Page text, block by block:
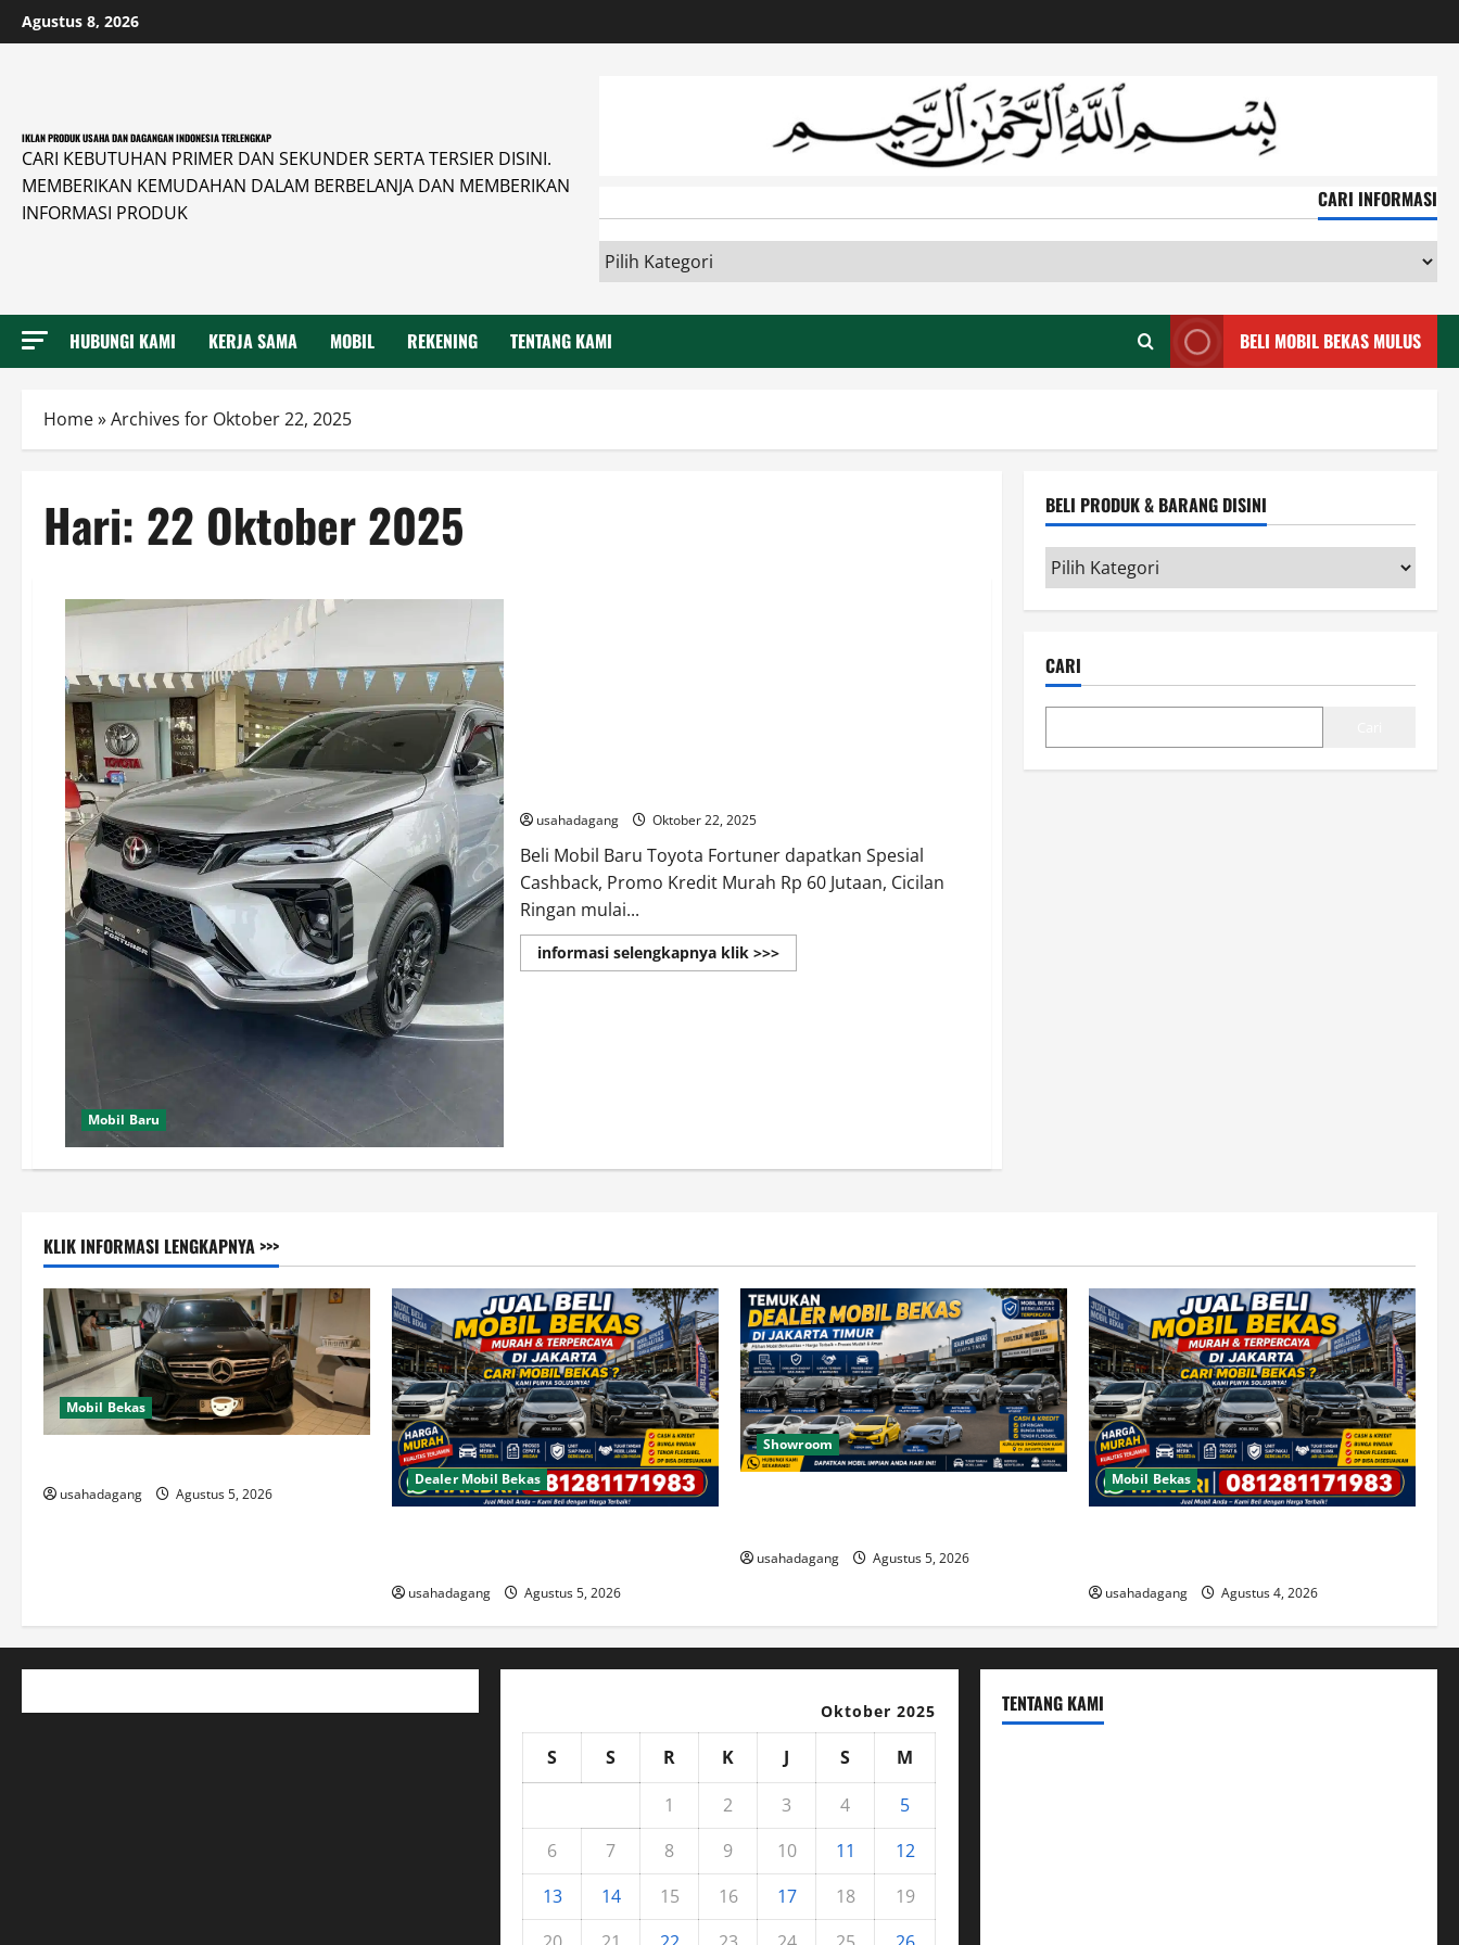
Skip
to
Agustus 8, 2026
IKLAN PRODUK USAHA DAN DAGANGAN INDONESIA TERLENGKAP
CARI KEBUTUHAN PRIMER DAN SEKUNDER SERTA TERSIER DISINI.
MEMBERIKAN KEMUDAHAN DALAM BERBELANJA DAN MEMBERIKAN
INFORMASI PRODUK
CARI INFORMASI
HUBUNGI KAMI KERJA SAMA MOBIL REKENING TENTANG KAMI BELI MOBIL BEKAS MULUS
Home»Archives for Oktober 22, 2025
Hari: 22 Oktober 2025
Mobil Baru
usahadagang Oktober 22, 2025
Beli Mobil Baru Toyota Fortuner dapatkan Spesial
Cashback, Promo Kredit Murah Rp 60 Jutaan, Cicilan
Ringan mulai...
informasi selengkapnya klik >>>Read
more
BELI PRODUK & BARANG DISINI
Beli
Produk
&
disini
CARI
KLIK INFORMASI LENGKAPNYA >>>
Mobil Bekas
usahadagang Agustus 5, 2026
Dealer Mobil Bekas
usahadagang Agustus 5, 2026
Showroom
usahadagang Agustus 5, 2026
Mobil Bekas
usahadagang Agustus 4, 2026
Oktober 2025
S S R K J S
M
1
2 3 4
5
6
7 8 9 10 11
12
13
14 15 16 17 18
19
TENTANG KAMI